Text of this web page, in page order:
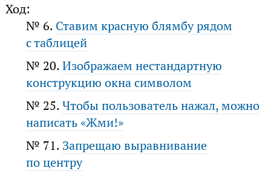
Ход:
№ 6. Ставим красную блямбу рядом
с таблицей
№ 20.Изображаем нестандартную
конструкцию окна символом
№ 25.Чтобы пользователь нажал, можно
написать «Жми!»
№ 71. Запрещаю выравнивание
по центру